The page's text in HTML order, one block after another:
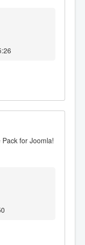
for Joomla!